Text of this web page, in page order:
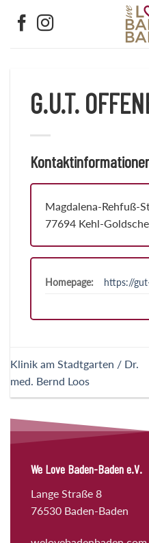
Inhalt
G.U.T.
Magdalena-Rehfuß-
77694 Kehl-
Homepage: https://
Klinik am Stadtgarten / Dr.
med. Bernd Loos
We Love Baden-Baden e.V.
Lange Straße 8
76530 Baden-Baden